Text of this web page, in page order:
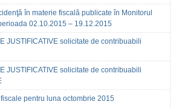
în materie fiscală publicate în Monitorul
02.10.2015 – 19.12.2015
JUSTIFICATIVE solicitate de contribuabili
JUSTIFICATIVE solicitate de contribuabili
pentru luna octombrie 2015